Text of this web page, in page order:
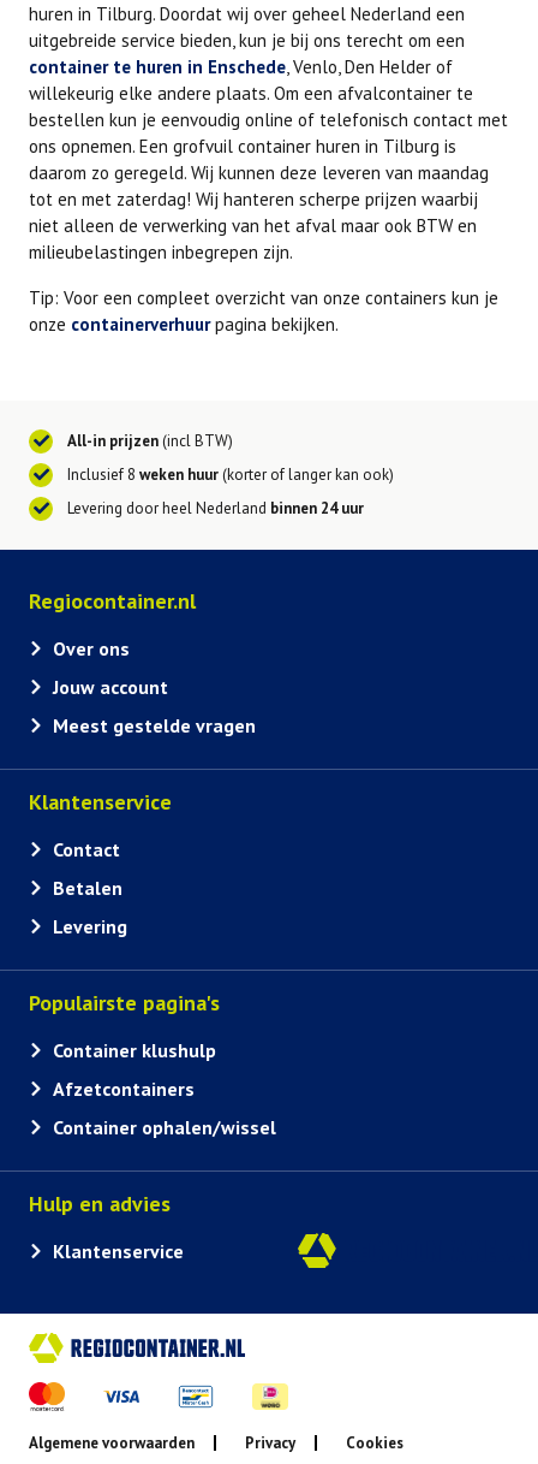
huren in Tilburg. Doordat wij over geheel Nederland een
uitgebreide service bieden, kun je bij ons terecht om een
container te huren in Enschede , Venlo, Den Helder of
willekeurig elke andere plaats. Om een afvalcontainer te
bestellen kun je eenvoudig online of telefonisch contact met
ons opnemen. Een grofvuil container huren in Tilburg is
daarom zo geregeld. Wij kunnen deze leveren van maandag
tot en met zaterdag! Wij hanteren scherpe prijzen waarbij
niet alleen de verwerking van het afval maar ook BTW en
milieubelastingen inbegrepen zijn.
Tip: Voor een compleet overzicht van onze containers kun je
onze containerverhuurpagina bekijken.
All-in prijzen(incl BTW)
Inclusief 8 weken huur(korter of langer kan ook)
Levering door heel Nederland binnen 24 uur
Regiocontainer.nl
Over ons
Jouw account
Meest gestelde vragen
Klantenservice
Contact
Betalen
Levering
Populairste pagina's
Container klushulp
Afzetcontainers
Container ophalen/wissel
Hulp en advies
Klantenservice
Algemene voorwaarden Privacy Cookies